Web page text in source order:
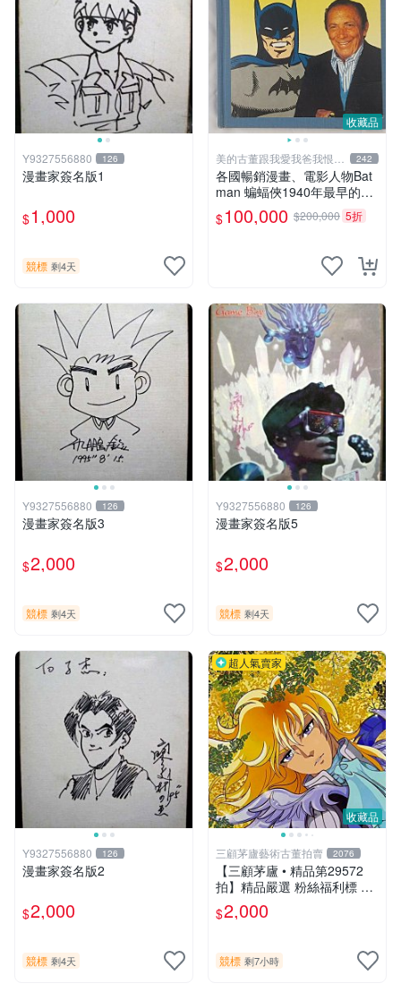
Y9327556880 126
漫畫家簽名版1
$1,000
競標 剩4天
收藏品
美的古董跟我愛我爸我恨壞
人
242
各國暢銷漫畫、電影人物Bat
man 蝙蝠俠1940年最早的創
作者，這本書是Batman and
me 是Bob Kane1990年出的
$100,000 $200,000 5折
Y9327556880 126
漫畫家簽名版3
$2,000
競標 剩4天
Y9327556880 126
漫畫家簽名版5
$2,000
競標 剩4天
Y9327556880 126
漫畫家簽名版2
$2,000
競標 剩4天
收藏品
超人氣賣家
三顧茅廬藝術古董拍賣 2076
【三顧茅廬 • 精品第29572
拍】精品嚴選 粉絲福利標 日
本動漫大師 車田正美簽名照
片《聖鬥士星矢》！ 特惠起
$2,000
競標 剩7小時